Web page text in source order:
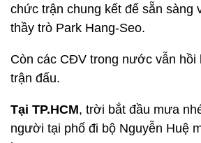
Cả gia đình cùng đi cổ vũ cho
Nam
Hiện trận đấu giữa U23 Việt Nam
(Trung Quốc) đang là -2 độ C,
dày. Các CĐV Việt Nam cũng đã